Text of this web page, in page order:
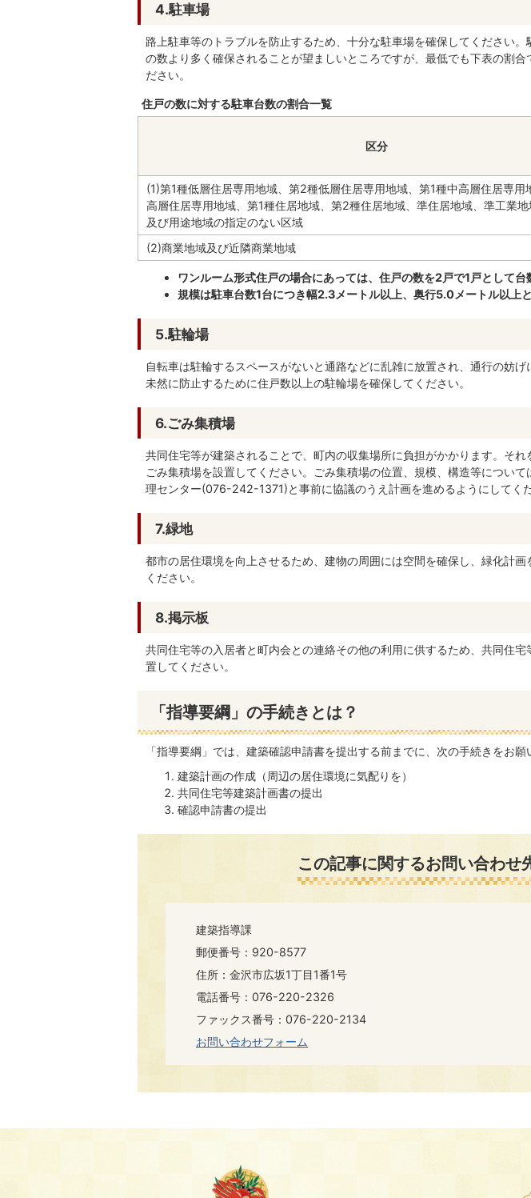
4.駐車場
路上駐車等のトラブルを防止するため、十分な駐車場を確保してください
の数より多く確保されることが望ましいところですが、最低でも下表の割合
ださい。
住戸の数に対する駐車台数の割合一覧
区分
(1)第1種低層住居専用地域、第2種低層住居専用地域、第1種中高層住居専用
高層住居専用地域、第1種住居地域、第2種住居地域、準住居地域、準工業
及び用途地域の指定のない区域
(2)商業地域及び近隣商業地域
ワンルーム形式住戸の場合にあっては、住戸の数を2戸で1戸として台
規模は駐車台数1台につき幅2.3メートル以上、奥行5.0メートル以上と
5.駐輪場
自転車は駐輪するスペースがないと通路などに乱雑に放置され、通行の妨
未然に防止するために住戸数以上の駐輪場を確保してください。
6.ごみ集積場
共同住宅等が建築されることで、町内の収集場所に負担がかかります。そ
ごみ集積場を設置してください。ごみ集積場の位置、規模、構造等につい
理センター(076-242-1371)と事前に協議のうえ計画を進めるようにしてくだ
7.緑地
都市の居住環境を向上させるため、建物の周囲には空間を確保し、緑化計画
ください。
8.掲示板
共同住宅等の入居者と町内会との連絡その他の利用に供するため、共同住
置してください。
「指導要綱」の手続きとは？
「指導要綱」では、建築確認申請書を提出する前までに、次の手続きをお願
建築計画の作成（周辺の居住環境に気配りを）
共同住宅等建築計画書の提出
確認申請書の提出
この記事に関するお問い合わせ
建築指導課
郵便番号：920-8577
住所：金沢市広坂1丁目1番1号
電話番号：076-220-2326
ファックス番号：076-220-2134
お問い合わせフォーム